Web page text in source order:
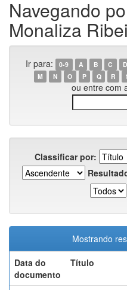
Navegando
Monaliza
Ir para: 0-9 A B C D
M
N O P Q R
ou entre com
Classificar por:
Mostrando
Data do
documento
Título